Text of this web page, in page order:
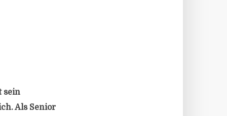
sein
Als Senior